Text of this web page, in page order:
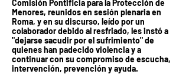
Comisión Pontificia para la Protección de
Menores, reunidos en sesión plenaria en
Roma, y en su discurso, leído por un
colaborador debido al resfriado, les instó a
"dejarse sacudir por el sufrimiento" de
quienes han padecido violencia y a
continuar con su compromiso de escucha,
intervención, prevención y ayuda.